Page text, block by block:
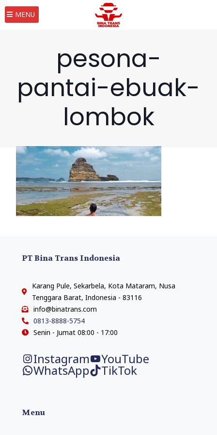
MENU
pesona-
pantai-ebuak-
lombok
PT Bina Trans Indonesia
Karang Pule, Sekarbela, Kota Mataram, Nusa
Tenggara Barat, Indonesia - 83116
info@binatrans.com
0813-8888-5754
Senin - Jumat 08:00 - 17:00
Instagram YouTube
WhatsApp TikTok
Menu